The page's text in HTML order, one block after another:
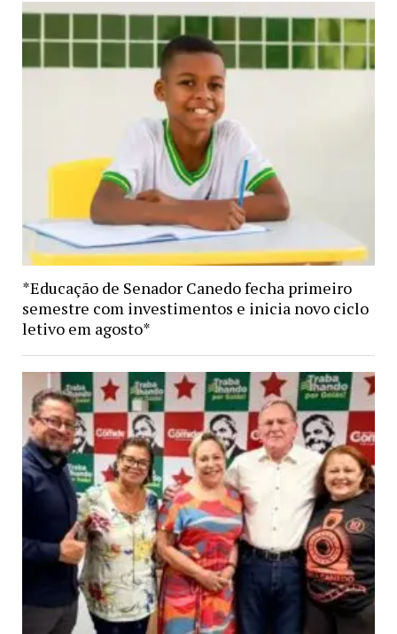
*Educação de Senador Canedo fecha primeiro
semestre com investimentos e inicia novo ciclo
letivo em agosto*